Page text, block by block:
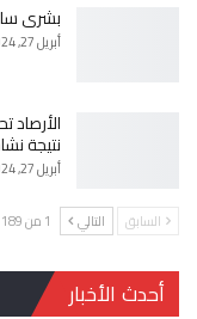
بشرى
أبريل 27, 2024
نتيجة
أبريل 27, 2024
السابق التالي 1 من 189
أحدث الأخبار